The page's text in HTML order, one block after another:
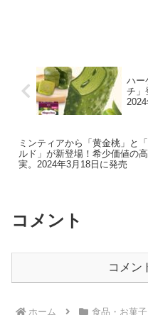
ハー
チ」
ミンティアから「黄金桃」と
ルド」が新登場！希少価値の
実。2024年3月18日に発売
コメント
コメン
ホーム 食品・お菓子